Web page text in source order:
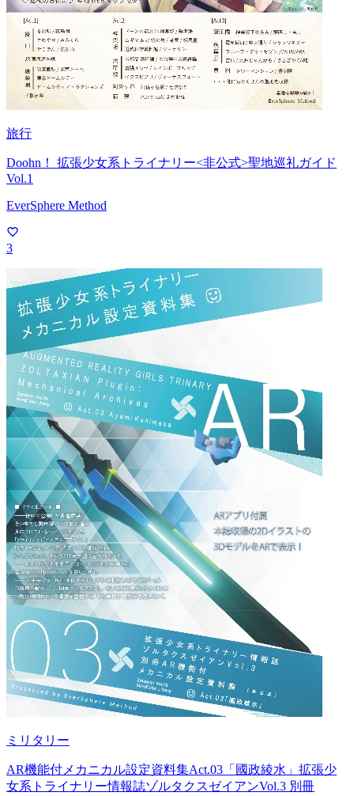
旅行
Doohn！ 拡張少女系トライナリー<非公式>聖地巡礼ガイド
Vol.1
EverSphere Method
3
ミリタリー
AR機能付メカニカル設定資料集Act.03「國政綾水」拡張少
女系トライナリー情報誌ゾルタクスゼイアンVol.3 別冊